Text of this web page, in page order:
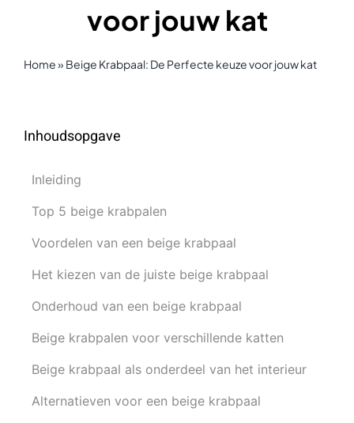
voor jouw kat
Home» Beige Krabpaal: De Perfecte keuze voor jouw kat
Inhoudsopgave
Inleiding
Top 5 beige krabpalen
Voordelen van een beige krabpaal
Het kiezen van de juiste beige krabpaal
Onderhoud van een beige krabpaal
Beige krabpalen voor verschillende katten
Beige krabpaal als onderdeel van het interieur
Alternatieven voor een beige krabpaal